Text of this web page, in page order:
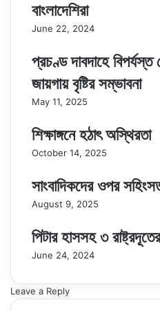
বাংলাদেশিরা
June 22, 2024
প্রচণ্ড দাবদাহে
জায়গায় বৃষ্টির সম্ভাবনা
May 11, 2025
শিক্ষাঙ্গনে হঠাৎ অস্থিরতা
October 14, 2025
সাংবাদিকদের ওপর
August 9, 2025
পিটার হাসসহ ৩
June 24, 2024
Leave a Reply